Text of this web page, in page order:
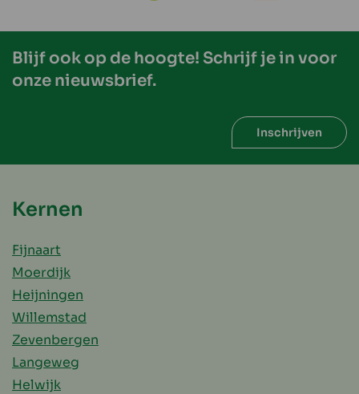
Blijf ook op de hoogte! Schrijf je in voor
onze nieuwsbrief.
Inschrijven
Kernen
Fijnaart
Moerdijk
Heijningen
Willemstad
Zevenbergen
Langeweg
Helwijk